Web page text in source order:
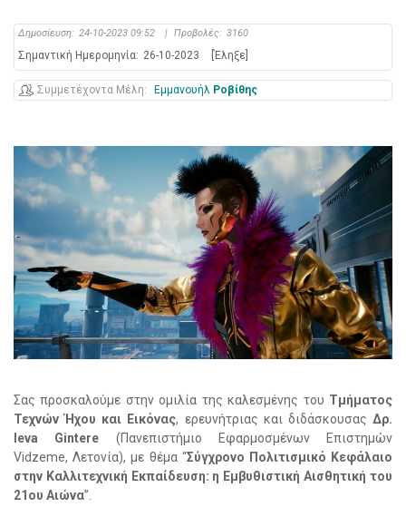
Δημοσίευση: 24-10-2023 09:52 | Προβολές: 3160
Σημαντική Ημερομηνία: 26-10-2023 [Έληξε]
Συμμετέχοντα Μέλη Εμμανουήλ Ροβίθης
Σας προσκαλούμε στην ομιλία της καλεσμένης του Τμήματος
Τεχνών Ήχου και Εικόνας, ερευνήτριας και διδάσκουσας Δρ.
Ieva Gintere (Πανεπιστήμιο Εφαρμοσμένων Επιστημών
Vidzeme, Λετονία), με θέμα “Σύγχρονο Πολιτισμικό Κεφάλαιο
στην Καλλιτεχνική Εκπαίδευση: η Εμβυθιστική Αισθητική του
21ου Αιώνα”.